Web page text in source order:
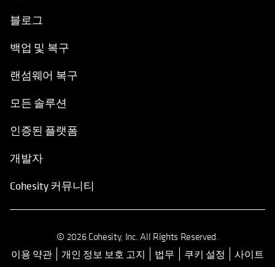
블로그
백업 및 복구
랜섬웨어 복구
모든 솔루션
인증된 플랫폼
개발자
Cohesity 커뮤니티
© 2026 Cohesity, Inc. All Rights Reserved.
이용 약관opens in a new tab
개인 정보 보호 고지 법무 쿠키 설정
사이트